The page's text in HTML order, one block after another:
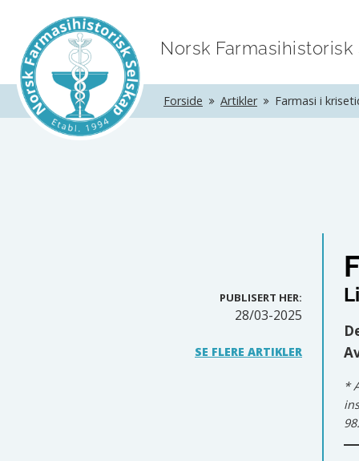
Norsk Farmasihistorisk
Forside Artikler Farmasi i
PUBLISERT HER:
28/03-2025
SE FLERE ARTIKLER
*